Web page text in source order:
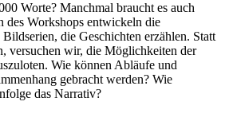
Worte? Manchmal braucht es auch
des Workshops entwickeln die
die Geschichten erzählen. Statt
versuchen wir, die Möglichkeiten der
Wie können Abläufe und
gebracht werden? Wie
das Narrativ?